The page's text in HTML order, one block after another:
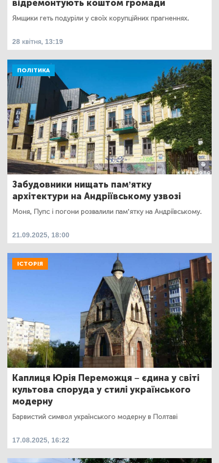
відремонтують коштом громади
Ямщики геть подуріли у своїх корупційних прагненнях.
28 квітня, 13:19
ПОЛІТИКА
Забудовники нищать пам’ятку
архітектури на Андріївському узвозі
Моня, Пупс і погони розвалили пам’ятку на Андріївському.
21.09.2025, 18:00
ІСТОРІЯ
Каплиця Юрія Переможця – єдина у cвіті
культова споруда у стилі українського
модерну
Барвистий символ українського модерну в Полтаві
17.08.2025, 16:22